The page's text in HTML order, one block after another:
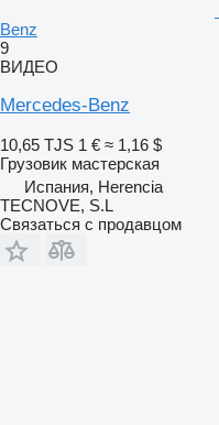
Benz
9
ВИДЕО
Mercedes-Benz
10,65 TJS 1 € ≈ 1,16 $
Грузовик мастерская
Испания, Herencia
TECNOVE, S.L
Связаться с продавцом